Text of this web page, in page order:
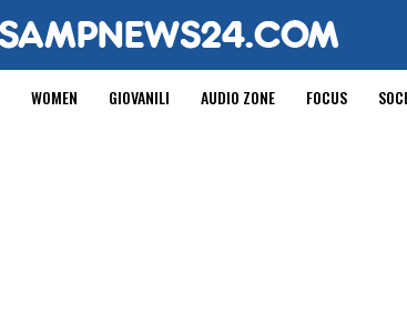
WOMEN GIOVANILI AUDIO ZONE FOCUS